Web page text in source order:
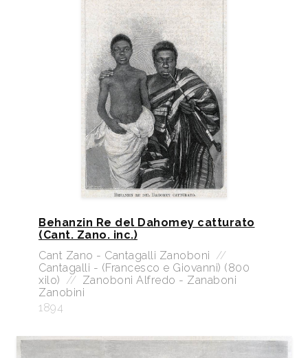
Behanzin Re del Dahomey catturato
(Cant. Zano. inc.)
Cant Zano - Cantagalli Zanoboni //
Cantagalli - (Francesco e Giovanni) (800
xilo) // Zanoboni Alfredo - Zanaboni
Zanobini
1894